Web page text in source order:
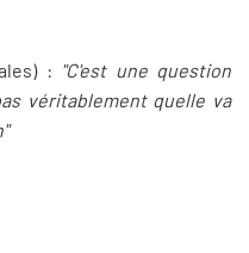
: "C'est une question
véritablement quelle va